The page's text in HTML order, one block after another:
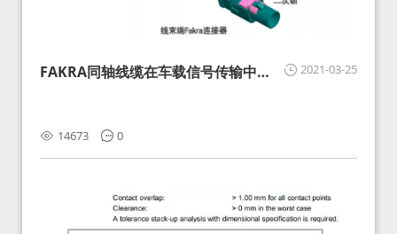
2021-03-25
FAKRA同轴线缆在车载信号传输中的
14673 0